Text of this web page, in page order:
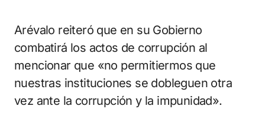
Arévalo reiteró que en su Gobierno
combatirá los actos de corrupción al
mencionar que «no permitiermos que
nuestras instituciones se dobleguen otra
vez ante la corrupción y la impunidad».